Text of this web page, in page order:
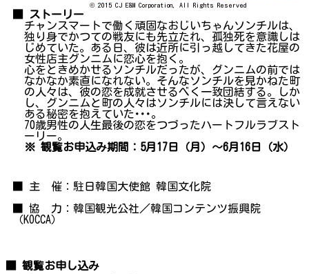
© 2015 CJ E&M Corporation, All Rights Reserved
■ ストーリー
チャンスマートで働く頑固なおじいちゃんソンチルは、
独り身でかつての戦友にも先立たれ、孤独死を意識しは
じめていた。ある日、彼は近所に引っ越してきた花屋の
女性店主グンニムに恋心を抱く。
心をときめかせるソンチルだったが、グンニムの前では
なかなか素直になれない。そんなソンチルを見かねた町
の人々は、彼の恋を成就させるべく一致団結する。しか
し、グンニムと町の人々はソンチルには決して言えない
ある秘密を抱えていた･･･。
70歳男性の人生最後の恋をつづったハートフルラブスト
ーリー。
※ 観覧お申込み期間：5月17日（月）～6月16日（水）
■ 主 催：駐日韓国大使館 韓国文化院
■ 協 力：韓国観光公社／韓国コンテンツ振興院
（KOCCA）
■ 観覧お申し込み